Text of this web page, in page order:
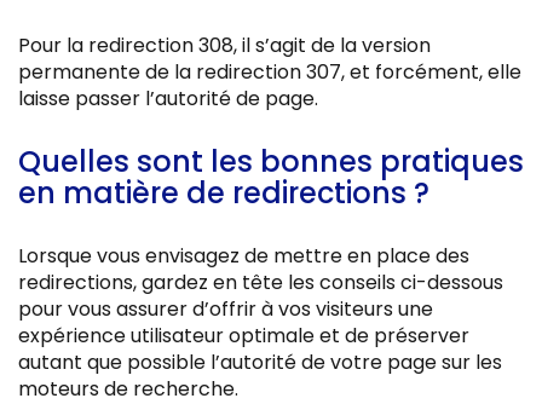
Pour la redirection 308, il s’agit de la version
permanente de la redirection 307, et forcément, elle
laisse passer l’autorité de page.
Quelles sont les bonnes pratiques
en matière de redirections ?
Lorsque vous envisagez de mettre en place des
redirections, gardez en tête les conseils ci-dessous
pour vous assurer d’offrir à vos visiteurs une
expérience utilisateur optimale et de préserver
autant que possible l’autorité de votre page sur les
moteurs de recherche.